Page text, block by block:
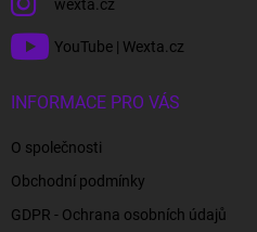
wexta.cz
YouTube | Wexta.cz
INFORMACE PRO VÁS
O společnosti
Obchodní podmínky
GDPR - Ochrana osobních údajů